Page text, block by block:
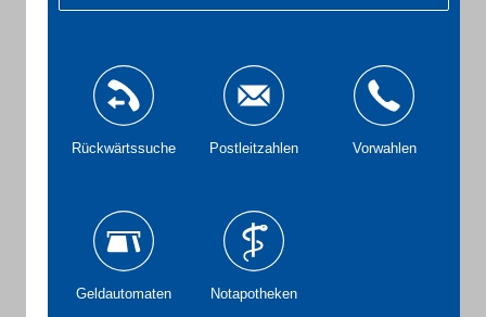
Rückwärtssuche Postleitzahlen Vorwahlen
Geldautomaten Notapotheken